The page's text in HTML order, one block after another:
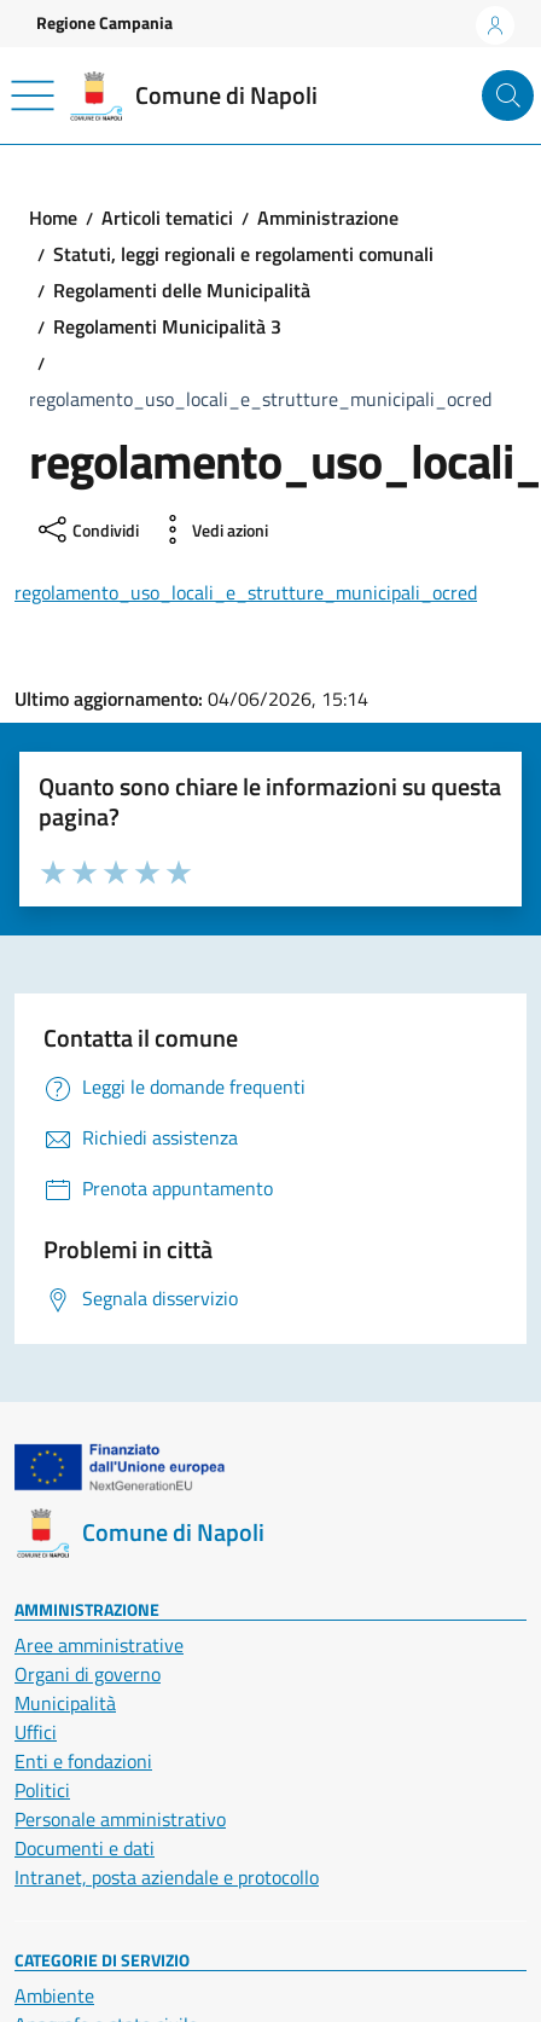
Vai ai contenuti
Vai al footer
Regione Campania
Comune di Napoli
Home Articoli tematici
Amministrazione
Statuti, leggi regionali e regolamenti comunali
Regolamenti delle Municipalità
Regolamenti Municipalità 3
regolamento_uso_locali_e_strutture_municipali_ocred
Condividi Vedi azioni
regolamento_uso_locali_e_strutture_municipali_ocred
Ultimo aggiornamento: 04/06/2026, 15:14
Quanto sono chiare le informazioni su questa
pagina?
Valuta la chiarezza delle informazioni (da 1 a 5 stelle)
Seleziona il numero di stelle per valutare la chiarezza delle
Valuta 5 stelle su 5
Valuta 4 stelle su 5
Valuta 3 stelle su 5
Valuta 2 stelle su 5
Valuta 1 stelle su 5
Contatta il comune
Leggi le domande frequenti
Richiedi assistenza
Prenota appuntamento
Problemi in città
Segnala disservizio
Comune di Napoli
AMMINISTRAZIONE
Aree amministrative
Organi di governo
Municipalità
Uffici
Enti e fondazioni
Politici
Personale amministrativo
Documenti e dati
Intranet, posta aziendale e protocollo
CATEGORIE DI SERVIZIO
Ambiente